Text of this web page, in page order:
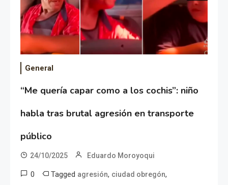
General
“Me quería capar como a los cochis”: niño
habla tras brutal agresión en transporte
público
24/10/2025 Eduardo Moroyoqui
0 Tagged agresión, ciudad obregón,